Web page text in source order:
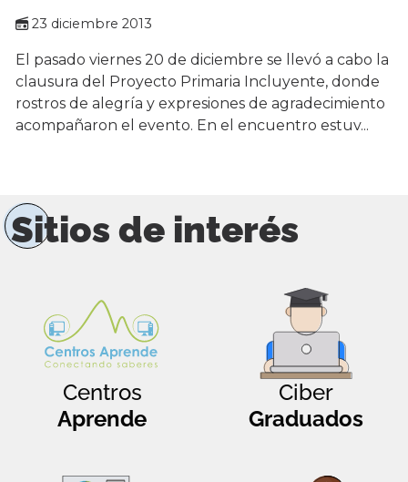
23 diciembre 2013
El pasado viernes 20 de diciembre se llevó a cabo la
clausura del Proyecto Primaria Incluyente, donde
rostros de alegría y expresiones de agradecimiento
acompañaron el evento. En el encuentro estuv...
Sitios de interés
Centros
Aprende
Ciber
Graduados